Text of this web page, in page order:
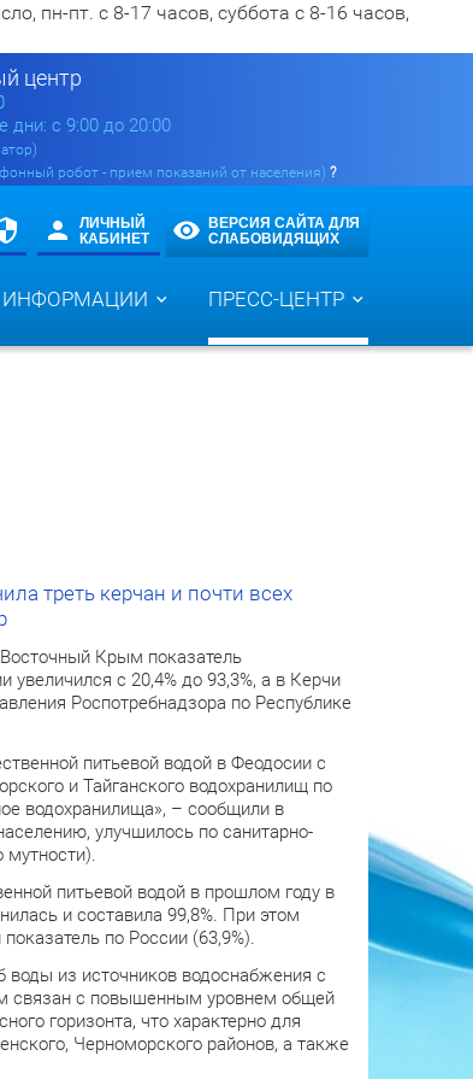
пн-пт. с 8-17 часов, суббота с 8-16 часов,
центр
дни: с 9:00 до 20:00
робот - прием показаний от населения) ?
ЛИЧНЫЙ
КАБИНЕТ
ВЕРСИЯ САЙТА ДЛЯ
СЛАБОВИДЯЩИХ
ИНФОРМАЦИИ ПРЕСС-ЦЕНТР
треть керчан и почти всех
Крым показатель
увеличился с 20,4% до 93,3%, а в Керчи
Роспотребнадзора по Республике
питьевой водой в Феодосии с
и Тайганского водохранилищ по
водохранилища», – сообщили в
улучшилось по санитарно-
мутности).
питьевой водой в прошлом году в
и составила 99,8%. При этом
по России (63,9%).
из источников водоснабжения с
связан с повышенным уровнем общей
горизонта, что характерно для
Черноморского районов, а также